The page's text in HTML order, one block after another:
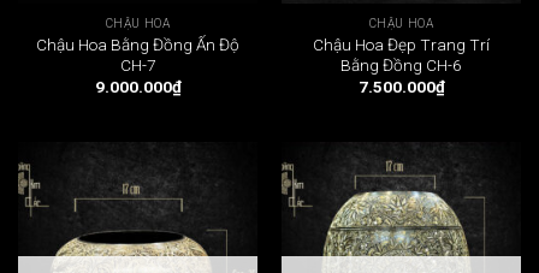
CHẬU HOA
Chậu Hoa Bằng Đồng Ấn Độ
CH-7
9.000.000₫
CHẬU HOA
Chậu Hoa Đẹp Trang Trí
Bằng Đồng CH-6
7.500.000₫